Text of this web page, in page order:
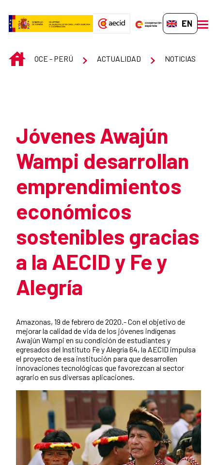
EN-GB
INICIOOCE - PERÚ ACTUALIDAD NOTICIAS
Jóvenes Awajún
Wampi desarrollan
emprendimientos
económicos
sostenibles gracias
a la AECID y Fe y
Alegría
Amazonas, 19 de febrero de 2020.- Con el objetivo de
mejorar la calidad de vida de los jóvenes indígenas
Awajún Wampi en su condición de estudiantes y
egresados del Instituto Fe y Alegría 64, la AECID impulsa
el proyecto de esa institución para que desarrollen
innovaciones tecnológicas que favorezcan al sector
agrario en sus diversas aplicaciones.